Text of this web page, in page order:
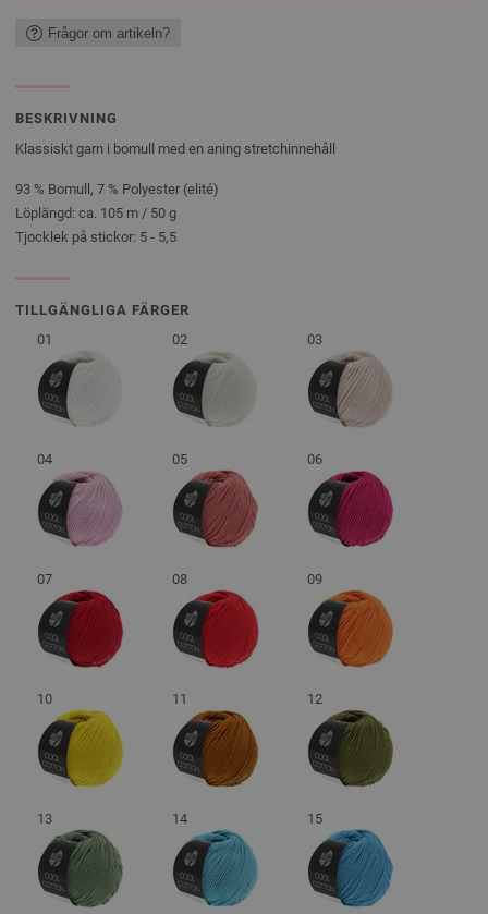
Frågor om artikeln?
BESKRIVNING
Klassiskt garn i bomull med en aning stretchinnehåll
93 % Bomull, 7 % Polyester (elité)
Löplängd: ca. 105 m / 50 g
Tjocklek på stickor: 5 - 5,5
TILLGÄNGLIGA FÄRGER
01
02 03
04 05 06
07 08 09
10 11 12
13 14 15